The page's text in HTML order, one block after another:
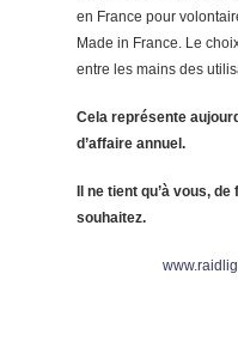
en France pour
Made in France. Le
entre les mains des
Cela représente
d’affaire annuel.
Il ne tient qu’à vous,
souhaitez.